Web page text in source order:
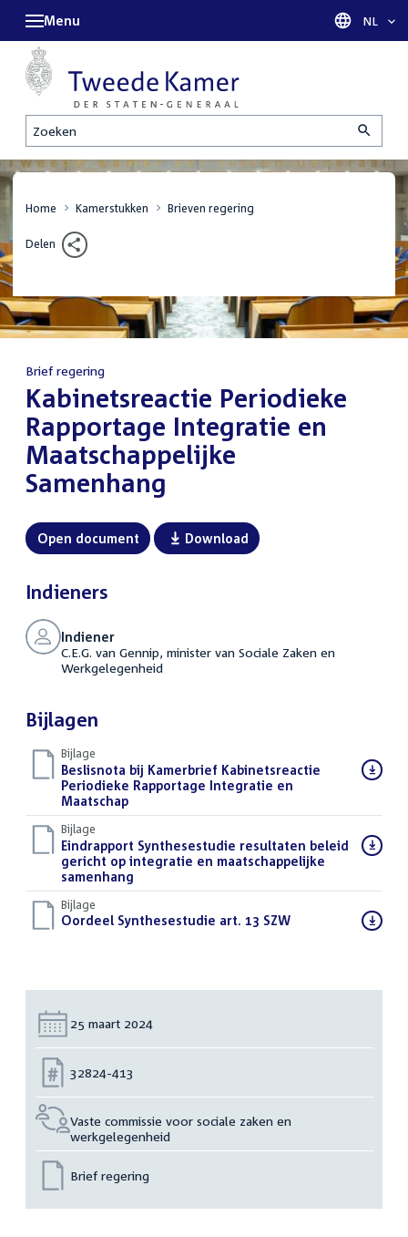
Zoeken
Menu Taal
NL
Home Kamerstukken Brieven regering
Delen
Brief regering
:Kabinetsreactie Periodieke
Rapportage Integratie en
Maatschappelijke
Samenhang
Open document Download
Indieners
Indiener
C.E.G. van Gennip, minister van Sociale Zaken en
Werkgelegenheid
Bijlagen
Bijlage
Download
bestand:
Beslisnota bij Kamerbrief Kabinetsreactie
Periodieke Rapportage Integratie en
Maatschap(PDF)
Bijlage
Download
bestand:
Eindrapport Synthesestudie resultaten beleid
gericht op integratie en maatschappelijke
samenhang
Bijlage
Download
Oordeel Synthesestudie art. 13 SZW(PDF)
Datum:
25 maart 2024
Nummer:
32824-413
Vaste commissie voor sociale zaken en
werkgelegenheid
Brief regering